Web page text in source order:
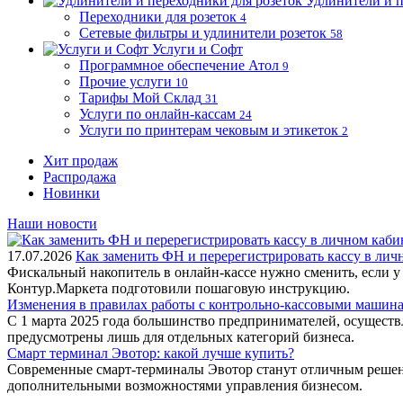
Переходники для розеток 4
Сетевые фильтры и удлинители розеток 58
Услуги и Софт
Программное обеспечение Атол 9
Прочие услуги 10
Тарифы Мой Склад 31
Услуги по онлайн-кассам 24
Услуги по принтерам чековым и этикеток 2
Хит продаж
Распродажа
Новинки
Наши новости
17.07.2026 Как заменить ФН и перерегистрировать кассу в
Фискальный накопитель в онлайн-кассе нужно сменить, если
Контур.Маркета подготовили пошаговую инструкцию.
Изменения в правилах работы с контрольно-кассовыми
С 1 марта 2025 года большинство предпринимателей,
предусмотрены лишь для отдельных категорий бизнеса.
Смарт терминал Эвотор: какой лучше купить?
Современные смарт-терминалы Эвотор станут отличным
дополнительными возможностями управления бизнесом.